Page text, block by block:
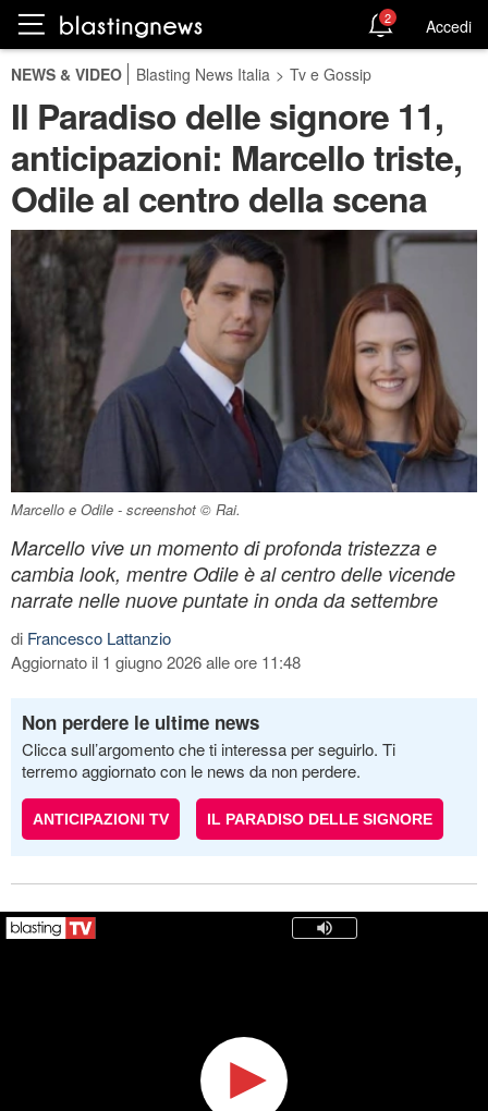
2 Accedi
NEWS & VIDEO Blasting News Italia > Tv e Gossip
Il Paradiso delle signore 11,
anticipazioni: Marcello triste,
Odile al centro della scena
Marcello e Odile - screenshot © Rai.
Marcello vive un momento di profonda tristezza e
cambia look, mentre Odile è al centro delle vicende
narrate nelle nuove puntate in onda da settembre
di Francesco Lattanzio
Aggiornato il 1 giugno 2026 alle ore 11:48
Non perdere le ultime news
Clicca sull’argomento che ti interessa per seguirlo. Ti
terremo aggiornato con le news da non perdere.
ANTICIPAZIONI TV IL PARADISO DELLE SIGNORE